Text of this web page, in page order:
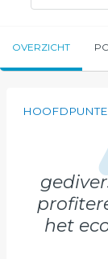
OVERZICHT
het